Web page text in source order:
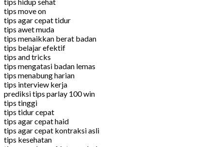
tips move on
tips agar cepat tidur
tips awet muda
tips menaikkan berat badan
tips belajar efektif
tips and tricks
tips mengatasi badan lemas
tips menabung harian
tips interview kerja
prediksi tips parlay 100 win
tips tinggi
tips tidur cepat
tips agar cepat haid
tips agar cepat kontraksi asli
tips kesehatan